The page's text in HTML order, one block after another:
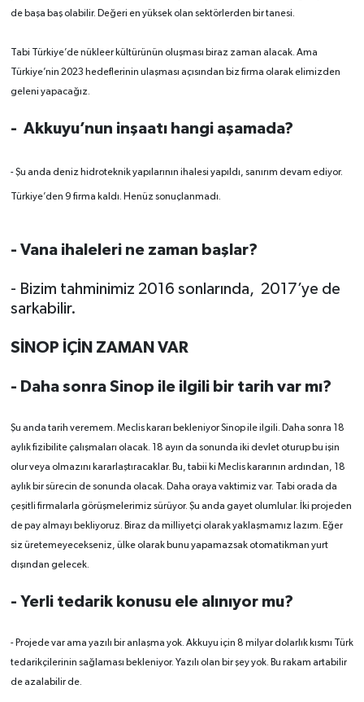
de başa baş olabilir. Değeri en yüksek olan sektörlerden bir tanesi.
Tabi Türkiye’de nükleer kültürünün oluşması biraz zaman alacak. Ama
Türkiye’nin 2023 hedeflerinin ulaşması açısından biz firma olarak elimizden
geleni yapacağız.
- Akkuyu’nun inşaatı hangi aşamada?
- Şu anda deniz hidroteknik yapılarının ihalesi yapıldı, sanırım devam ediyor.
Türkiye’den 9 firma kaldı. Henüz sonuçlanmadı.
- Vana ihaleleri ne zaman başlar?
- Bizim tahminimiz 2016 sonlarında, 2017’ye de
sarkabilir.
SİNOP İÇİN ZAMAN VAR
- Daha sonra Sinop ile ilgili bir tarih var mı?
Şu anda tarih veremem. Meclis kararı bekleniyor Sinop ile ilgili. Daha sonra 18
aylık fizibilite çalışmaları olacak. 18 ayın da sonunda iki devlet oturup bu işin
olur veya olmazını kararlaştıracaklar. Bu, tabii ki Meclis kararının ardından, 18
aylık bir sürecin de sonunda olacak. Daha oraya vaktimiz var. Tabi orada da
çeşitli firmalarla görüşmelerimiz sürüyor. Şu anda gayet olumlular. İki projeden
de pay almayı bekliyoruz. Biraz da milliyetçi olarak yaklaşmamız lazım. Eğer
siz üretemeyecekseniz, ülke olarak bunu yapamazsak otomatikman yurt
dışından gelecek.
- Yerli tedarik konusu ele alınıyor mu?
- Projede var ama yazılı bir anlaşma yok. Akkuyu için 8 milyar dolarlık kısmı Türk
tedarikçilerinin sağlaması bekleniyor. Yazılı olan bir şey yok. Bu rakam artabilir
de azalabilir de.